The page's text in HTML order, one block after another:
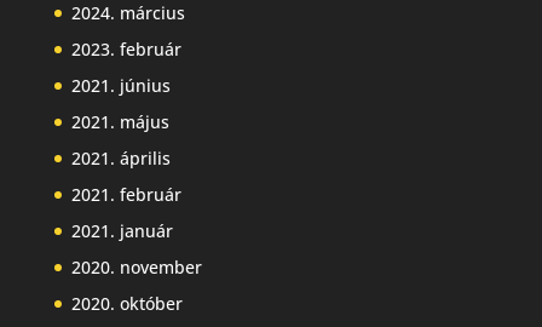
2024. március
2023. február
2021. június
2021. május
2021. április
2021. február
2021. január
2020. november
2020. október